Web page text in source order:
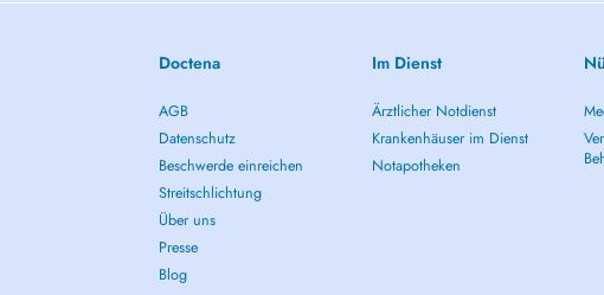
Doctena
AGB
Datenschutz
Beschwerde einreichen
Streitschlichtung
Über uns
Presse
Blog
Im Dienst
Ärztlicher Notdienst
Krankenhäuser im Dienst
Notapotheken